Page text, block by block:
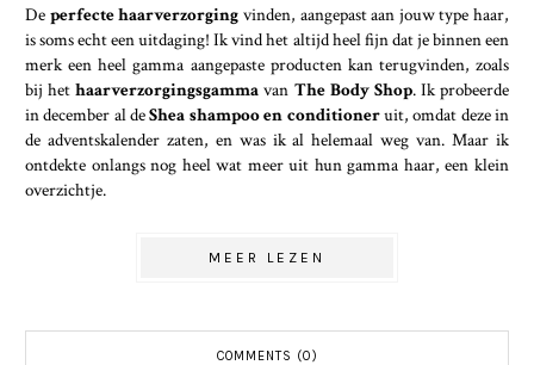
De perfecte haarverzorging vinden, aangepast aan jouw type haar,
is soms echt een uitdaging! Ik vind het altijd heel fijn dat je binnen een
merk een heel gamma aangepaste producten kan terugvinden, zoals
bij hethaarverzorgingsgammavan The Body Shop. Ik probeerde
in december al deShea shampoo en conditioneruit, omdat deze in
de adventskalender zaten, en was ik al helemaal weg van. Maar ik
ontdekte onlangs nog heel wat meer uit hun gamma haar, een klein
overzichtje.
MEER LEZEN
COMMENTS (0)